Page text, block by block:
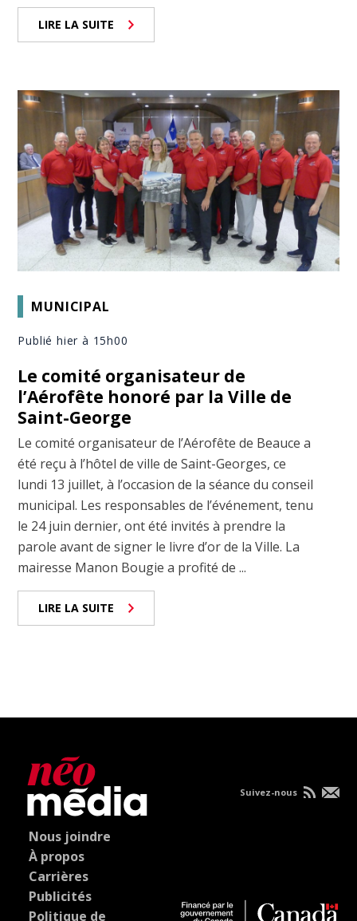
LIRE LA SUITE
MUNICIPAL
Publié hier à 15h00
Le comité organisateur de
l’Aérofête honoré par la Ville de
Saint-George
Le comité organisateur de l’Aérofête de Beauce a
été reçu à l’hôtel de ville de Saint-Georges, ce
lundi 13 juillet, à l’occasion de la séance du conseil
municipal. Les responsables de l’événement, tenu
le 24 juin dernier, ont été invités à prendre la
parole avant de signer le livre d’or de la Ville. La
mairesse Manon Bougie a profité de ...
LIRE LA SUITE
Nous joindre
À propos
Carrières
Publicités
Politique de
Suivez-nous